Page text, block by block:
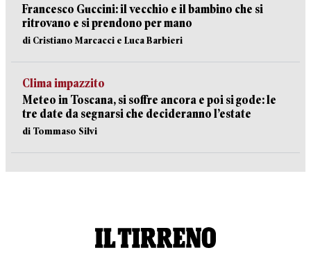
Francesco Guccini: il vecchio e il bambino che si
ritrovano e si prendono per mano
di Cristiano Marcacci e Luca Barbieri
Clima impazzito
Meteo in Toscana, si soffre ancora e poi si gode: le
tre date da segnarsi che decideranno l’estate
di Tommaso Silvi